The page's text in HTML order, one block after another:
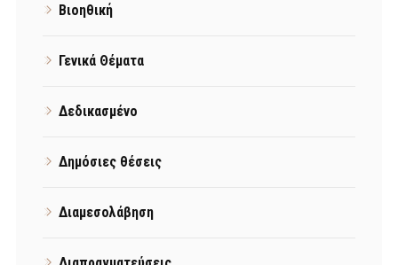
Βιοηθική
Γενικά Θέματα
Δεδικασμένο
Δημόσιες θέσεις
Διαμεσολάβηση